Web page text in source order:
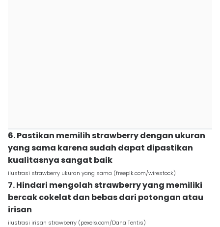
6. Pastikan memilih strawberry dengan ukuran
yang sama karena sudah dapat dipastikan
kualitasnya sangat baik
ilustrasi strawberry ukuran yang sama (freepik.com/wirestock)
7. Hindari mengolah strawberry yang memiliki
bercak cokelat dan bebas dari potongan atau
irisan
ilustrasi irisan strawberry (pexels.com/Dana Tentis)